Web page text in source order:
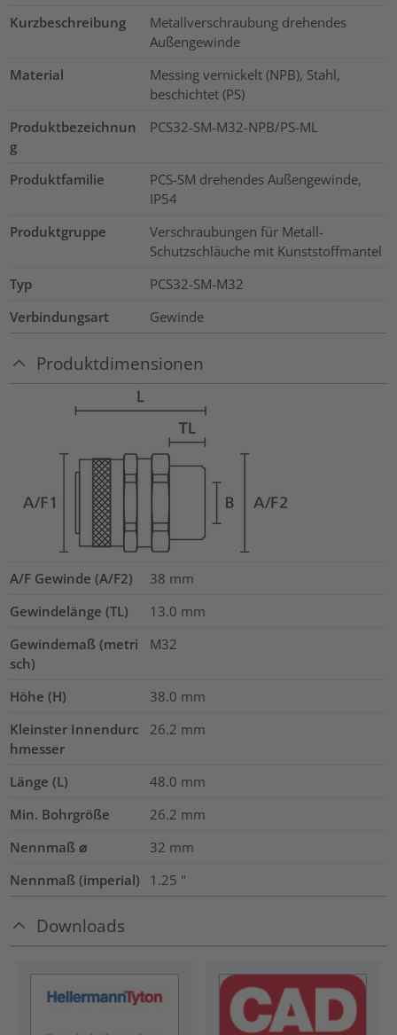
Kurzbeschreibung
Metallverschraubung drehendes
Außengewinde
Material
Messing vernickelt (NPB), Stahl,
beschichtet (PS)
Produktbezeichnun
g
PCS32-SM-M32-NPB/PS-ML
Produktfamilie
PCS-SM drehendes Außengewinde,
IP54
Produktgruppe
Verschraubungen für Metall-
Schutzschläuche mit Kunststoffmantel
Typ
PCS32-SM-M32
Verbindungsart
Gewinde
Produktdimensionen
A/F Gewinde (A/F2) 38 mm
Gewindelänge (TL)
13.0 mm
Gewindemaß (metri
sch)
M32
Höhe (H) 38.0 mm
Kleinster Innendurc
hmesser
26.2 mm
Länge (L) 48.0 mm
Min. Bohrgröße
26.2 mm
Nennmaß ⌀
32 mm
Nennmaß (imperial)
1.25 "
Downloads